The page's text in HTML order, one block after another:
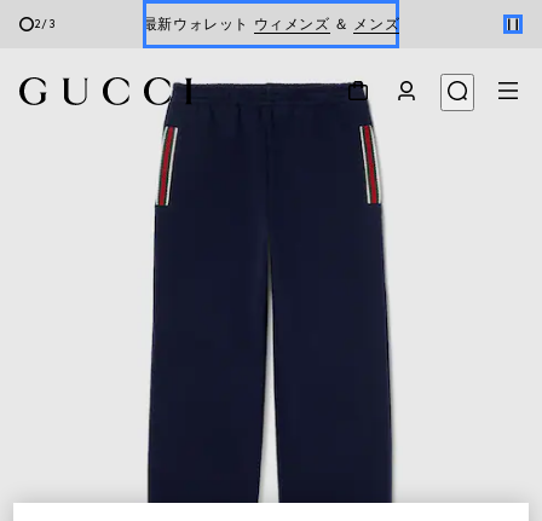
2/3 最新ウォレット ウィメンズ ＆ メンズ
オンライン限定 〔GGマーモント〕